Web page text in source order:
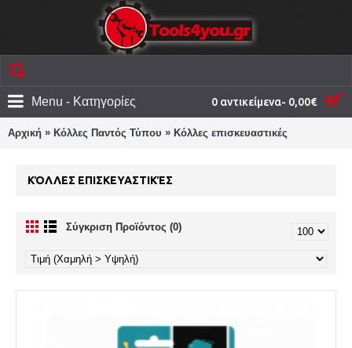
0 αντικείμενα- 0,00€
Menu - Κατηγορίες
Αρχική » Κόλλες Παντός Τύπου » Κόλλες επισκευαστικές
ΚΌΛΛΕΣ ΕΠΙΣΚΕΥΑΣΤΙΚΈΣ
Σύγκριση Προϊόντος (0)